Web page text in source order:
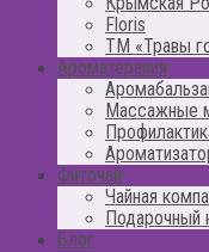
Floris
ТМ «Травы
Ароматерапия
Массажные
Фиточай
Чайная
Подарочный
Блог